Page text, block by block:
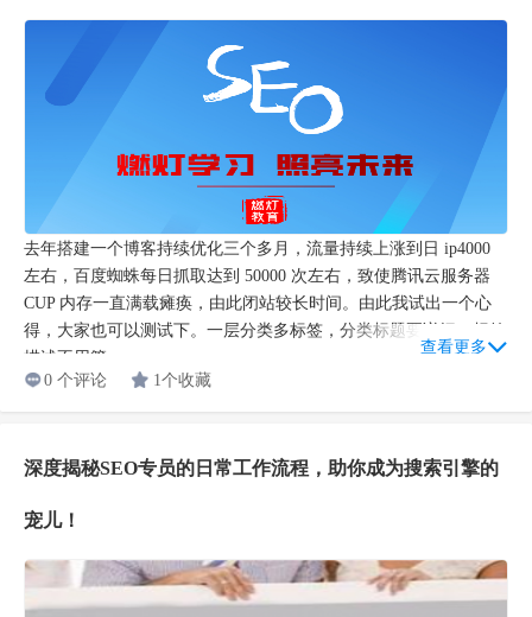
去年搭建一个博客持续优化三个多月，流量持续上涨到日 ip4000
左右，百度蜘蛛每日抓取达到 50000 次左右，致使腾讯云服务器
CUP 内存一直满载瘫痪，由此闭站较长时间。由此我试出一个心
得，大家也可以测试下。一层分类多标签，分类标题要详细，标签
描述不用管...
查看更多
0 个评论
1个收藏
深度揭秘SEO专员的日常工作流程，助你成为搜索引擎的
宠儿！